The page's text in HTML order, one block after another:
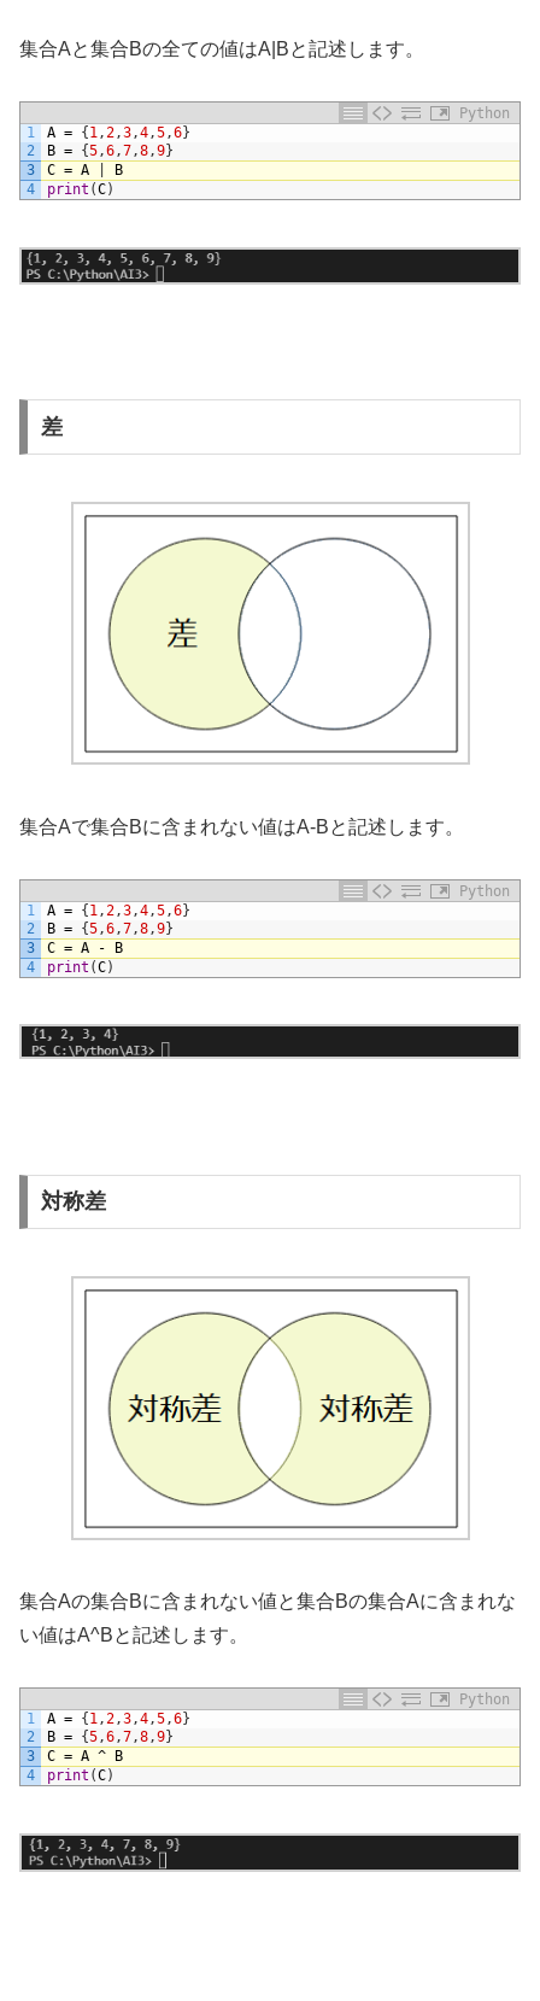
集合Aと集合Bの全ての値はA|Bと記述します。
Python
1
2
3
4
A = {1 , 2 ,3 ,4 ,5 ,6}
B = {5 ,6 ,7 ,8 ,9}
C = A
B
print (C)
差
集合Aで集合Bに含まれない値はA-Bと記述します。
Python
1
2
3
4
A = {1 , 2 ,3 ,4 ,5 ,6}
B = {5 ,6 ,7 ,8 ,9}
C = A -
B
print (C)
対称差
集合Aの集合Bに含まれない値と集合Bの集合Aに含まれな
い値はA^Bと記述します。
Python
1
2
3
4
A = { 1,2,3,4,5,6}
B = {5,6,7,8,9}
C = A ^
B
print (C)